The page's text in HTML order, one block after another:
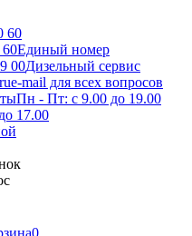
60
60Единый номер
00Дизельный сервис
e-mail для всех вопросов
Пн - Пт: с 9.00 до 19.00
17.00
0